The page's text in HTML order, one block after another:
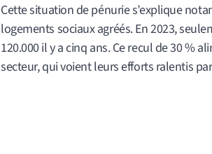
Cette situation de pénurie s’explique
logements sociaux agréés. En 2023,
120.000 il y a cinq ans. Ce recul de 30 %
secteur, qui voient leurs efforts ralentis